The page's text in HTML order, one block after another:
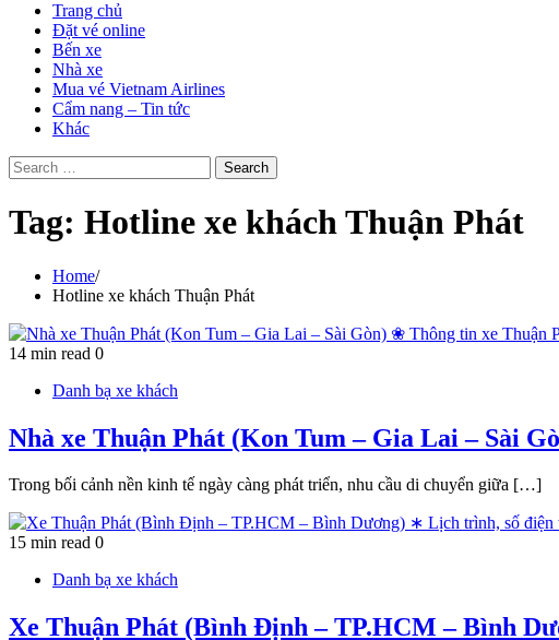
Trang chủ
Đặt vé online
Bến xe
Nhà xe
Mua vé Vietnam Airlines
Cẩm nang – Tin tức
Khác
Search
for:
Tag: Hotline xe khách Thuận Phát
Home
Hotline xe khách Thuận Phát
14 min read 0
Danh bạ xe khách
Nhà xe Thuận Phát (Kon Tum – Gia Lai – Sài
Trong bối cảnh nền kinh tế ngày càng phát triển, nhu cầu di chuyển giữa […]
15 min read 0
Danh bạ xe khách
Xe Thuận Phát (Bình Định – TP.HCM – Bình